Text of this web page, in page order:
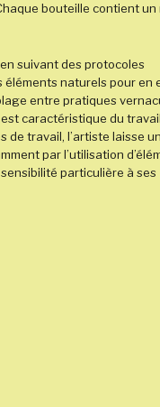
bouteille contient un
en suivant des protocoles
éléments naturels pour en
entre pratiques
caractéristique du
de travail, l’artiste laisse
par l’utilisation
particulière à ses